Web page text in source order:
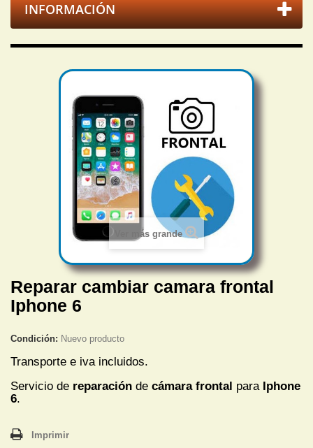
INFORMACIÓN
Ver más grande
Reparar cambiar camara frontal
Iphone 6
Condición: Nuevo producto
Transporte e iva incluidos.
Servicio de reparación de cámara frontal para Iphone
6.
Imprimir